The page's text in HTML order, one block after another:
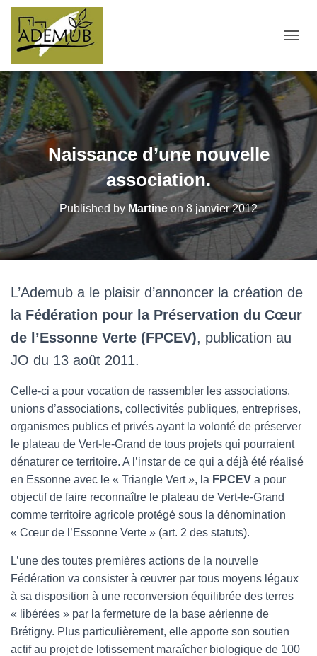
Naissance d’une nouvelle
association.
Published by Martine on8 janvier 2012
L’Ademub a le plaisir d’annoncer la création de
la Fédération pour la Préservation du Cœur
de l’Essonne Verte (FPCEV), publication au
JO du 13 août 2011.
Celle-ci a pour vocation de rassembler les associations,
unions d’associations, collectivités publiques, entreprises,
organismes publics et privés ayant la volonté de préserver
le plateau de Vert-le-Grand de tous projets qui pourraient
dénaturer ce territoire. A l’instar de ce qui a déjà été réalisé
en Essonne avec le « Triangle Vert », la FPCEV a pour
objectif de faire reconnaître le plateau de Vert-le-Grand
comme territoire agricole protégé sous la dénomination
« Cœur de l’Essonne Verte » (art. 2 des statuts).
L’une des toutes premières actions de la nouvelle
Fédération va consister à œuvrer par tous moyens légaux
à sa disposition à une reconversion équilibrée des terres
« libérées » par la fermeture de la base aérienne de
Brétigny. Plus particulièrement, elle apporte son soutien
actif au projet de lotissement maraîcher biologique de 100